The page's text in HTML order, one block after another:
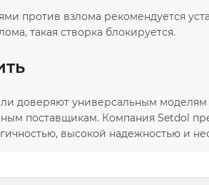
против взлома рекомендуется
такая створка блокируется.
доверяют универсальным
поставщикам. Компания Setdol
высокой надежностью и